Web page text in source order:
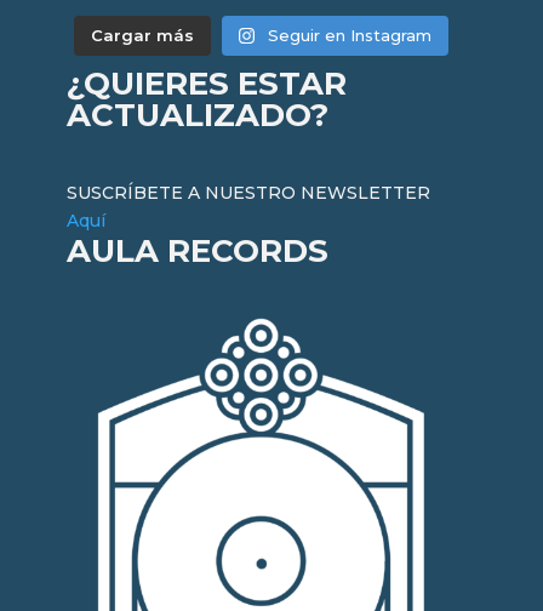
Cargar más Seguir en Instagram
¿QUIERES ESTAR
ACTUALIZADO?
SUSCRÍBETE A NUESTRO NEWSLETTER
Aquí
AULA RECORDS